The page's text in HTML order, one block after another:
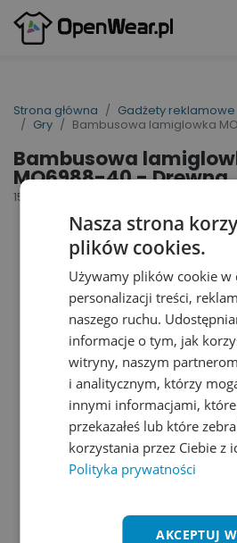
Strona główna Gadżety reklamowe
Gry
Bambusowa lamiglowka
Bambusowa
MO6988-40 - Drewna
154965
Nasza strona
plików cookies.
Używamy plików cookie w
personalizacji treści,
naszego ruchu.
informacje o tym, jak
witryny, naszym
i analitycznym, którzy
innymi informacjami,
przekazałeś lub które
korzystania przez Ciebie z
Polityka prywatności
AKCEPTUJ